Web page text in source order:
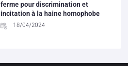
ferme pour discrimination et
incitation à la haine homophobe
18/04/2024